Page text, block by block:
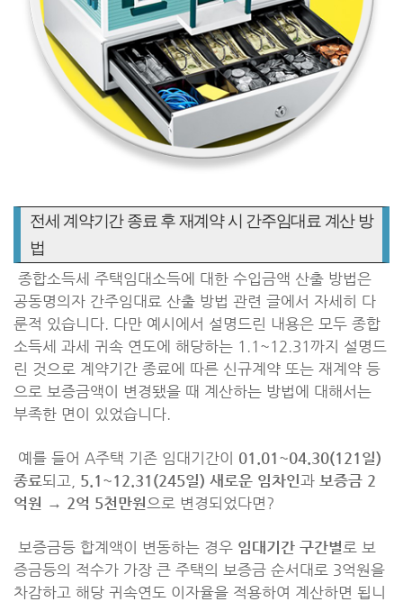
전세 계약기간 종료 후 재계약 시 간주임대료 계산 방
법
종합소득세 주택임대소득에 대한 수입금액 산출 방법은
공동명의자 간주임대료 산출 방법 관련 글에서 자세히 다
룬적 있습니다. 다만 예시에서 설명드린 내용은 모두 종합
소득세 과세 귀속 연도에 해당하는 1.1~12.31까지 설명드
린 것으로 계약기간 종료에 따른 신규계약 또는 재계약 등
으로 보증금액이 변경됐을 때 계산하는 방법에 대해서는
부족한 면이 있었습니다.
예를 들어 A주택 기존 임대기간이 01.01~04.30(121일)
종료되고, 5.1~12.31(245일) 새로운 임차인과 보증금 2
억원 → 2억 5천만원으로 변경되었다면?
보증금등 합계액이 변동하는 경우 임대기간 구간별로 보
증금등의 적수가 가장 큰 주택의 보증금 순서대로 3억원을
차감하고 해당 귀속연도 이자율을 적용하여 계산하면 됩니